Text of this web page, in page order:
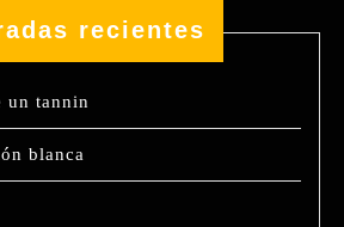
recientes
un tannin
blanca